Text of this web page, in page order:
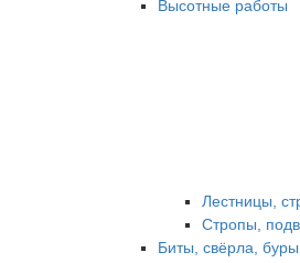
Высотные работы
Лестницы,
Стропы,
Биты, свёрла, буры